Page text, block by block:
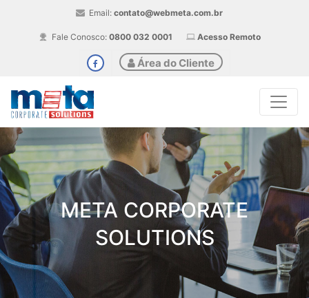
Email: contato@webmeta.com.br
Fale Conosco: 0800 032 0001 Acesso Remoto
Área do Cliente
META CORPORATE
SOLUTIONS